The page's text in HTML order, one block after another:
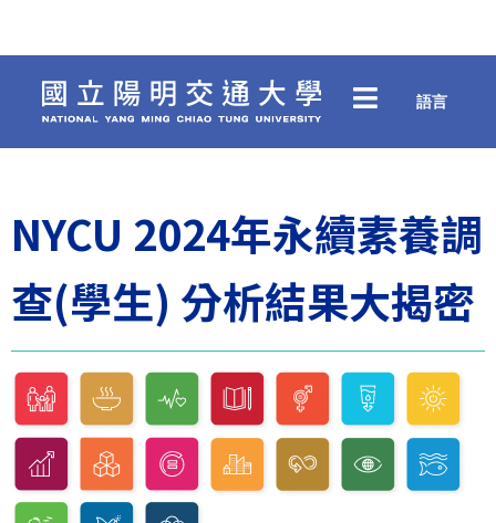
語言
NYCU 2024年永續素養調
查(學生) 分析結果大揭密